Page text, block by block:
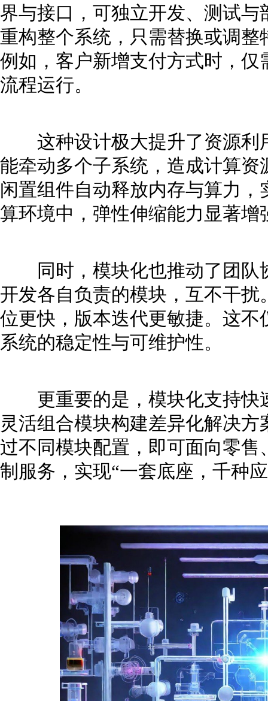
界与接口，可独立开发、测试
重构整个系统，只需替换或调
例如，客户新增支付方式时，
流程运行。
这种设计极大提升了资源利
能牵动多个子系统，造成计算
闲置组件自动释放内存与算力
算环境中，弹性伸缩能力显著
同时，模块化也推动了团队
开发各自负责的模块，互不干
位更快，版本迭代更敏捷。这
系统的稳定性与可维护性。
更重要的是，模块化支持快
灵活组合模块构建差异化解决
过不同模块配置，即可面向零
制服务，实现“一套底座，千种